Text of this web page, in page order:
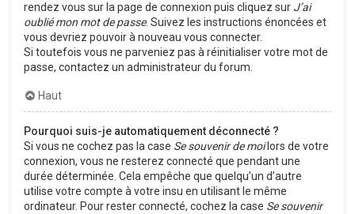
rendez vous sur la page de connexion puis cliquez sur J’ai
oublié mon mot de passe. Suivez les instructions énoncées et
vous devriez pouvoir à nouveau vous connecter.
Si toutefois vous ne parveniez pas à réinitialiser votre mot de
passe, contactez un administrateur du forum.
Haut
Pourquoi suis-je automatiquement déconnecté ?
Si vous ne cochez pas la case Se souvenir de moilors de votre
connexion, vous ne resterez connecté que pendant une
durée déterminée. Cela empêche que quelqu’un d’autre
utilise votre compte à votre insu en utilisant le même
ordinateur. Pour rester connecté, cochez la case Se souvenir